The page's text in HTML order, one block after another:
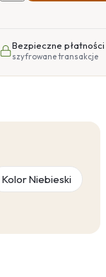
Bezpieczne płatności
szyfrowane transakcje
Kolor Niebieski